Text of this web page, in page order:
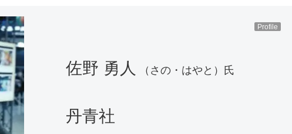
Profile
佐野 勇人 （さの・はやと）氏
丹青社